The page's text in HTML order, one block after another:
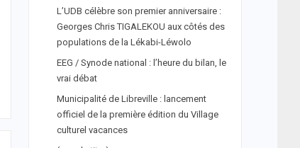
L’UDB célèbre son premier anniversaire :
Georges Chris TIGALEKOU aux côtés des
populations de la Lékabi-Léwolo
EEG / Synode national : l’heure du bilan, le
vrai débat
Municipalité de Libreville : lancement
officiel de la première édition du Village
culturel vacances